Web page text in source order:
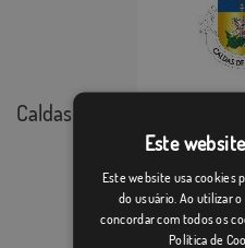
Caldas de São Jorge
Este
Este website usa cookies
do usuário. Ao utilizar
concordar com todos os
Política de